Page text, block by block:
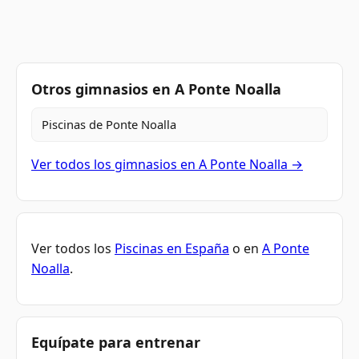
Otros gimnasios en A Ponte Noalla
Piscinas de Ponte Noalla
Ver todos los gimnasios en A Ponte Noalla →
Ver todos los Piscinas en España o en A Ponte
Noalla.
Equípate para entrenar